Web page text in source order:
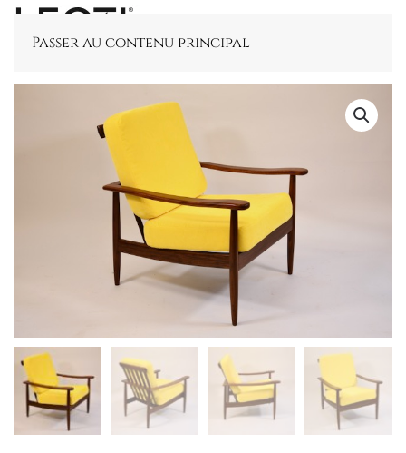
Passer au contenu principal